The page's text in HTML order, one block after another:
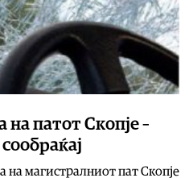
на патот Скопје –
на магистралниот пат Скопје